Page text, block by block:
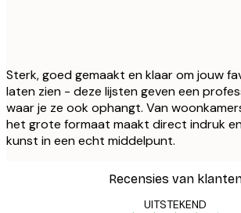
Sterk, goed gemaakt en klaar om jouw
laten zien - deze lijsten geven een
waar je ze ook ophangt. Van
het grote formaat maakt direct indruk
kunst in een echt middelpunt.
Recensies van
UITSTEKEND